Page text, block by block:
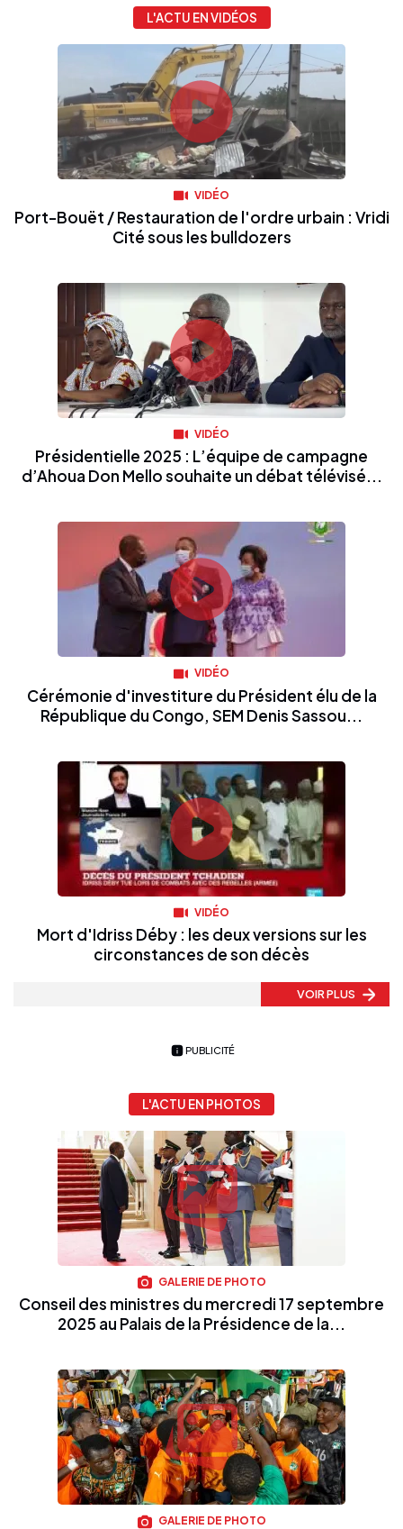
L'ACTU EN VIDÉOS
VIDÉO
Port-Bouët / Restauration de l'ordre urbain : Vridi
Cité sous les bulldozers
VIDÉO
Présidentielle 2025 : L’équipe de campagne
d’Ahoua Don Mello souhaite un débat télévisé...
VIDÉO
Cérémonie d'investiture du Président élu de la
République du Congo, SEM Denis Sassou...
VIDÉO
Mort d'Idriss Déby : les deux versions sur les
circonstances de son décès
VOIR PLUS
PUBLICITÉ
L'ACTU EN PHOTOS
GALERIE DE PHOTO
Conseil des ministres du mercredi 17 septembre
2025 au Palais de la Présidence de la...
GALERIE DE PHOTO